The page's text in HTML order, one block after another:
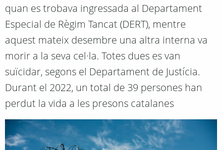
quan es trobava ingressada al Departament
Especial de Règim Tancat (DERT), mentre
aquest mateix desembre una altra interna va
morir a la seva cel·la. Totes dues es van
suïcidar, segons el Departament de Justícia.
Durant el 2022, un total de 39 persones han
perdut la vida a les presons catalanes